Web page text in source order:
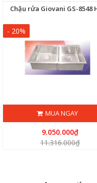
Chậu rửa Giovani GS-8548
- 20%
MUA NGAY
9.050.000₫
11.316.000₫